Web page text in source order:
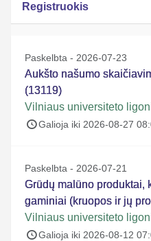
Registruokis
Paskelbta - 2026-07-23
Aukšto našumo
(13119)
Vilniaus universiteto
Galioja iki 2026-08-27
Paskelbta - 2026-07-21
Grūdų malūno produktai,
gaminiai (kruopos ir jų
Vilniaus universiteto
Galioja iki 2026-08-12